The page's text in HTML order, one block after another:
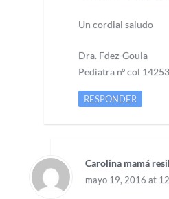
Un cordial saludo
Dra. Fdez-Goula
Pediatra nº col
RESPONDER
Carolina mamá
mayo 19, 2016 at